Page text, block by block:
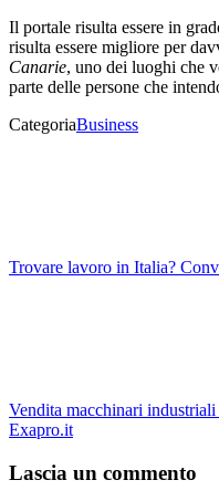
Il portale risulta essere in
risulta essere migliore per
Canarie, uno dei luoghi che
parte delle persone che
CategoriaBusiness
Trovare lavoro in Italia?
Vendita macchinari
Exapro.it
Lascia un commento